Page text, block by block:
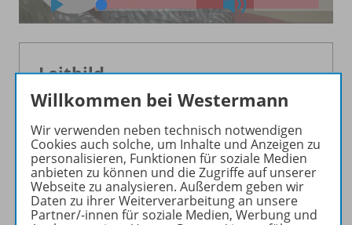
Leitbild
Unsere Vision:
Wir gestalten die Zukunft des Lernens.
Die Westermann Gruppe hat die Kompetenz
und das Zielgruppen-Know-how, um die
Möglichkeiten des Lernens in die Zukunft zu
führen. Wir fühlen uns dabei sowohl dem
Willkommen bei Westermann
Wir verwenden neben technisch notwendigen
Cookies auch solche, um Inhalte und Anzeigen zu
personalisieren, Funktionen für soziale Medien
anbieten zu können und die Zugriffe auf unserer
Webseite zu analysieren. Außerdem geben wir
Daten zu ihrer Weiterverarbeitung an unsere
Partner/-innen für soziale Medien, Werbung und